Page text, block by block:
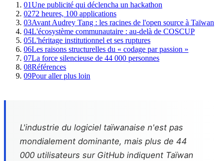
01Une publicité qui déclencha un hackathon
0272 heures, 100 applications
03Avant Audrey Tang : les racines de l'open source à Taïwan
04L'écosystème communautaire : au-delà de COSCUP
05L'héritage institutionnel et ses ruptures
06Les raisons structurelles du « codage par passion »
07La force silencieuse de 44 000 personnes
08Références
09Pour aller plus loin
L'industrie du logiciel taïwanaise n'est pas
mondialement dominante, mais plus de 44
000 utilisateurs sur GitHub indiquent Taïwan